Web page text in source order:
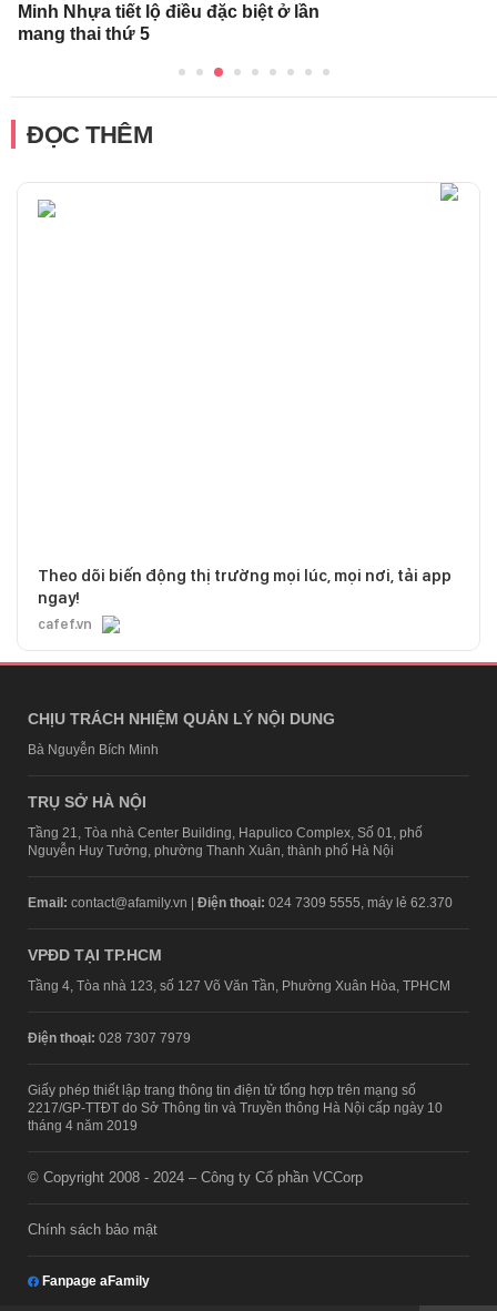
Minh Nhựa tiết lộ điều đặc biệt ở lần
mang thai thứ 5
ĐỌC THÊM
Theo dõi biến động thị trường mọi lúc, mọi nơi, tải app
ngay!
cafef.vn
CHỊU TRÁCH NHIỆM QUẢN LÝ NỘI DUNG
Bà Nguyễn Bích Minh
TRỤ SỞ HÀ NỘI
Tầng 21, Tòa nhà Center Building, Hapulico Complex, Số 01, phố
Nguyễn Huy Tưởng, phường Thanh Xuân, thành phố Hà Nội
Email: contact@afamily.vn | Điện thoại: 024 7309 5555, máy lẻ 62.370
VPĐD TẠI TP.HCM
Tầng 4, Tòa nhà 123, số 127 Võ Văn Tần, Phường Xuân Hòa, TPHCM
Điện thoại: 028 7307 7979
Giấy phép thiết lập trang thông tin điện tử tổng hợp trên mạng số
2217/GP-TTĐT do Sở Thông tin và Truyền thông Hà Nội cấp ngày 10
tháng 4 năm 2019
© Copyright 2008 - 2024 – Công ty Cổ phần VCCorp
Chính sách bảo mật
Fanpage aFamily